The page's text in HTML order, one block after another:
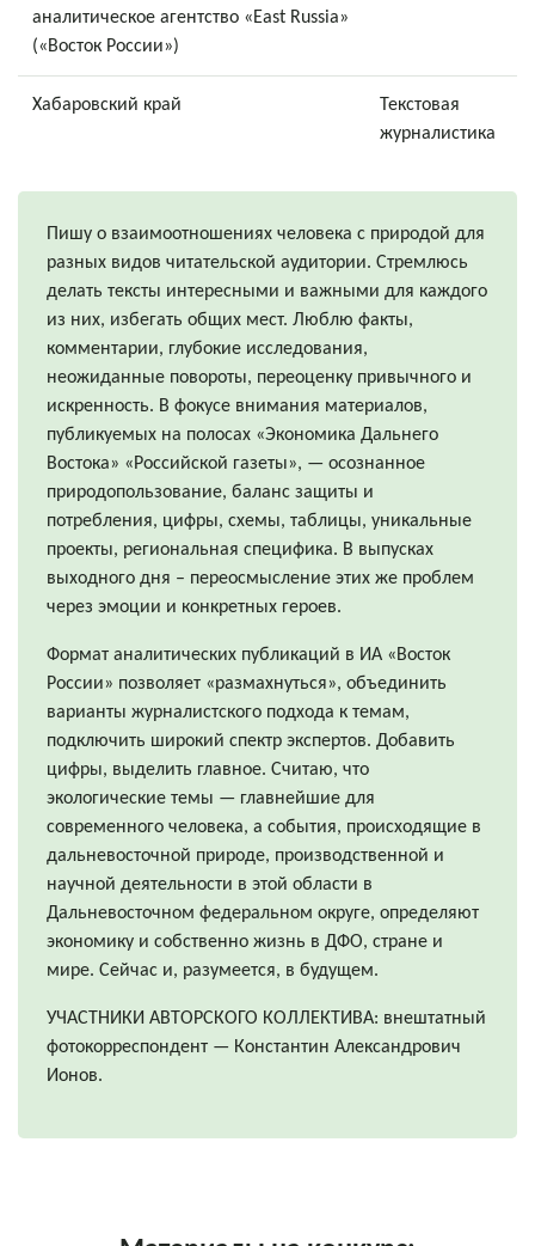
аналитическое агентство «East Russia»
(«Восток России»)
Хабаровский край
Текстовая
журналистика
Пишу о взаимоотношениях человека с природой для
разных видов читательской аудитории. Стремлюсь
делать тексты интересными и важными для каждого
из них, избегать общих мест. Люблю факты,
комментарии, глубокие исследования,
неожиданные повороты, переоценку привычного и
искренность. В фокусе внимания материалов,
публикуемых на полосах «Экономика Дальнего
Востока» «Российской газеты», — осознанное
природопользование, баланс защиты и
потребления, цифры, схемы, таблицы, уникальные
проекты, региональная специфика. В выпусках
выходного дня – переосмысление этих же проблем
через эмоции и конкретных героев.
Формат аналитических публикаций в ИА «Восток
России» позволяет «размахнуться», объединить
варианты журналистского подхода к темам,
подключить широкий спектр экспертов. Добавить
цифры, выделить главное. Считаю, что
экологические темы — главнейшие для
современного человека, а события, происходящие в
дальневосточной природе, производственной и
научной деятельности в этой области в
Дальневосточном федеральном округе, определяют
экономику и собственно жизнь в ДФО, стране и
мире. Сейчас и, разумеется, в будущем.
УЧАСТНИКИ АВТОРСКОГО КОЛЛЕКТИВА: внештатный
фотокорреспондент — Константин Александрович
Ионов.